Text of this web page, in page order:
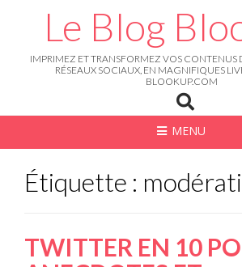
Le Blog
IMPRIMEZ ET TRANSFORMEZ VOS CONTENUS
RÉSEAUX SOCIAUX, EN MAGNIFIQUES
BLOOKUP.COM
MENU
Étiquette :
TWITTER EN 10